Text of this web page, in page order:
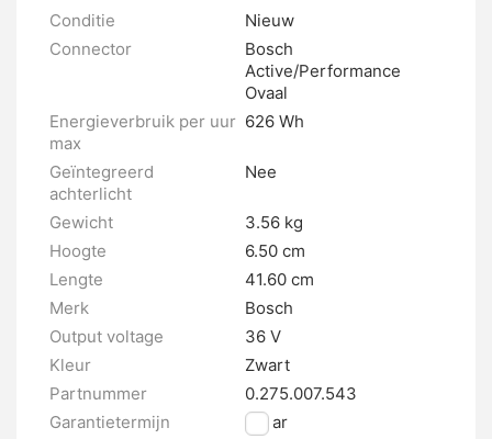
Conditie
Nieuw
Connector
Bosch
Active/Performance
Ovaal
Energieverbruik per uur
max
626 Wh
Geïntegreerd
achterlicht
Nee
Gewicht
3.56 kg
Hoogte
6.50 cm
Lengte
41.60 cm
Merk
Bosch
Output voltage
36 V
Kleur
Zwart
Partnummer
0.275.007.543
Garantietermijn
2 jaar